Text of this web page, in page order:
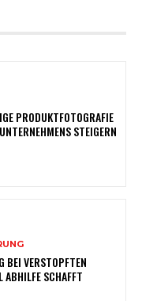
PRODUKTFOTOGRAFIE
STEIGERN
BEI VERSTOPFTEN
ABHILFE SCHAFFT